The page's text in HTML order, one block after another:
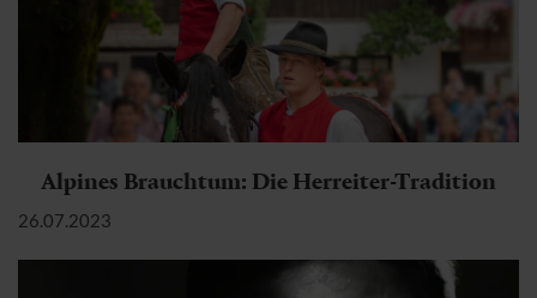
Alpines Brauchtum: Die Herreiter-Tradition
26.07.2023